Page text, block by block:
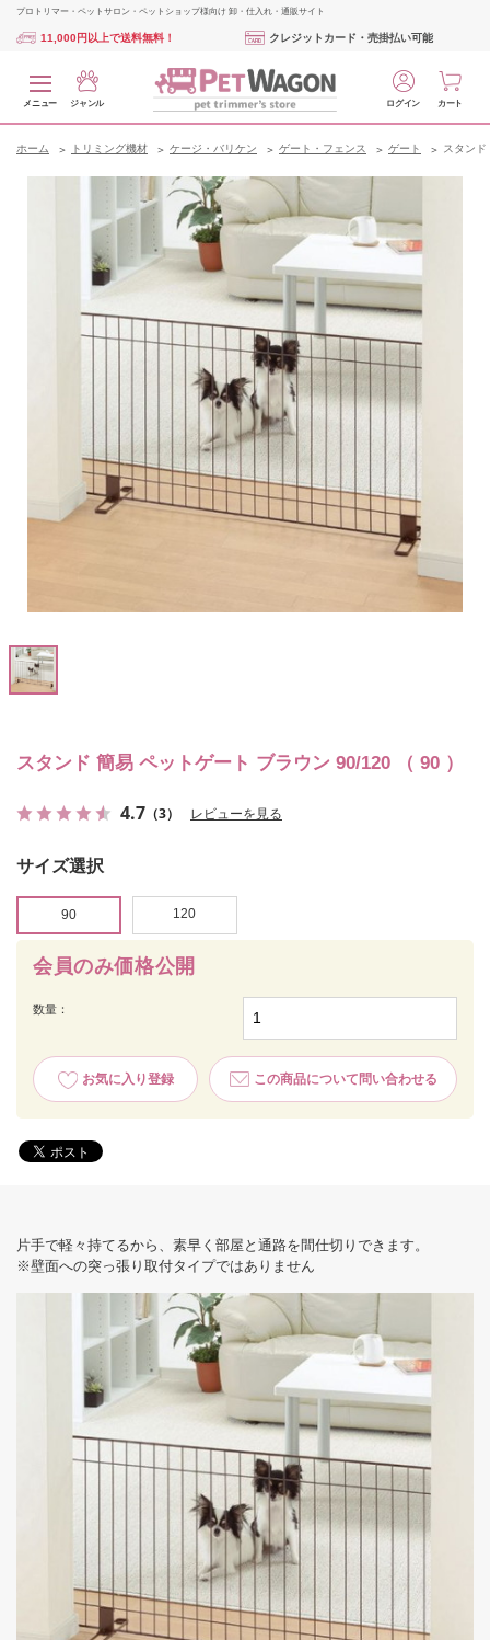
プロトリマー・ペットサロン・ペットショップ様向け 卸・仕入れ・通販サイト
11,000円以上で送料無料！ クレジットカード・売掛払い可能
メニュー ジャンル ログイン カート
ホーム トリミング機材 ケージ・バリケン ゲート・フェンス ゲート スタン
スタンド 簡易 ペットゲート ブラウン 90/120 （ 90 ）
4.7 （3） レビューを見る
会員のみ価格公開
数量：
お気に入り登録 この商品について問い合わせる
サイズ選択
90 120
片手で軽々持てるから、素早く部屋と通路を間仕切りできます。
※壁面への突っ張り取付タイプではありません